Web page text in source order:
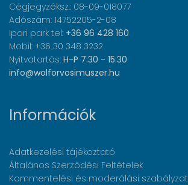
Cégjegyzéksz.: 08-09-018077
Adószám: 14752205-2-08
Ipari park tel: +36 96 428 160
Mobil: +36 30 348 3232
Nyitvatartás: H-P 7:30 - 15:30
info@wolforvosimuszer.hu
Információk
Adatkezelési tájékoztató
Általános Szerződési Feltételek
Kommentelési és moderálási szabályzat